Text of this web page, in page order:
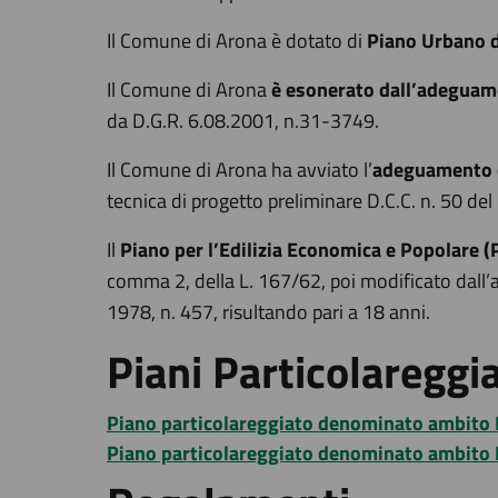
Il Comune di Arona è dotato di Piano Urbano
Il Comune di Aronaè esonerato
da D.G.R. 6.08.2001, n.31-3749.
Il Comune di Arona ha avviato l’
tecnica di progetto preliminare D.C.C. n. 50
Il Piano per l’Edilizia Economica e Popolare
comma 2, della L. 167/62, poi modificato
1978, n. 457, risultando pari a 18 anni.
Piani
Piano particolareggiato denominato ambito
Piano particolareggiato denominato ambito